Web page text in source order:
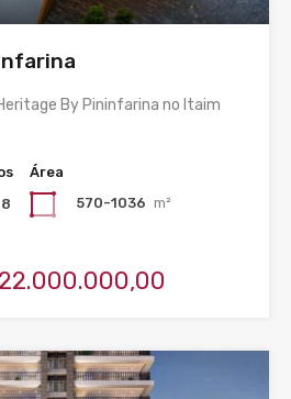
By Pininfarina no Itaim
Área
570-1036 m²